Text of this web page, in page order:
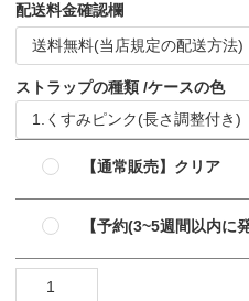
配送料金確認欄
ストラップの種類 ケースの色
【通常販売】クリア
【予約(3~5週間以内に